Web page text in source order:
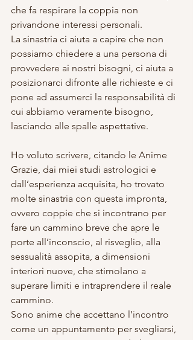
che fa respirare la coppia non
privandone interessi personali.
La sinastria ci aiuta a capire che non
possiamo chiedere a una persona di
provvedere ai nostri bisogni, ci aiuta a
posizionarci difronte alle richieste e ci
pone ad assumerci la responsabilità di
cui abbiamo veramente bisogno,
lasciando alle spalle aspettative.
Ho voluto scrivere, citando le Anime
Grazie, dai miei studi astrologici e
dall’esperienza acquisita, ho trovato
molte sinastria con questa impronta,
ovvero coppie che si incontrano per
fare un cammino breve che apre le
porte all’inconscio, al risveglio, alla
sessualità assopita, a dimensioni
interiori nuove, che stimolano a
superare limiti e intraprendere il reale
cammino.
Sono anime che accettano l’incontro
come un appuntamento per svegliarsi,